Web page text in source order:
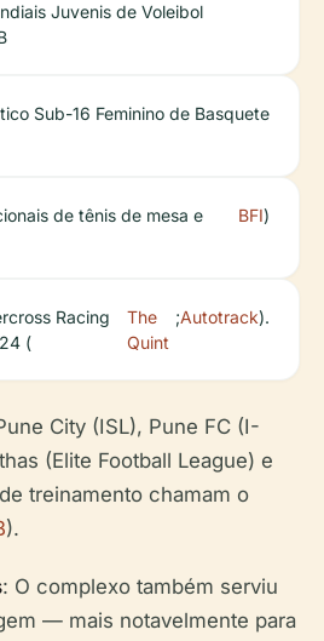
Juvenis de Voleibol
Sub-16 Feminino de Basquete
de tênis de mesa e
BFI)
Racing
(
The
Quint
;Autotrack).
City (ISL), Pune FC (I-
(Elite Football League) e
treinamento chamam o
).
: O complexo também serviu
— mais notavelmente para